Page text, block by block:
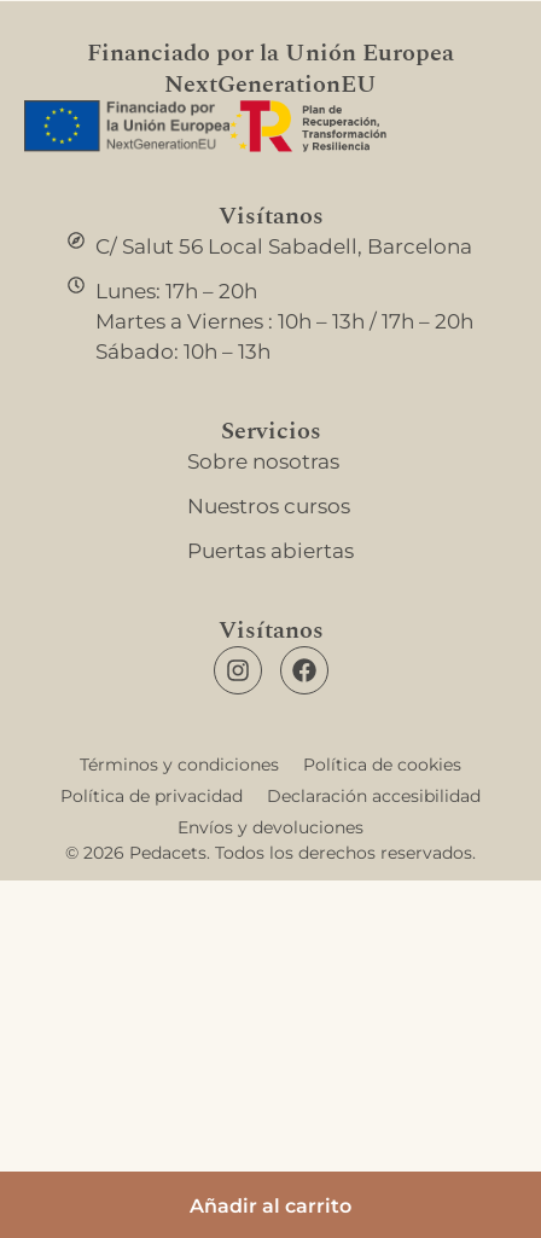
Añadir al carrito
Financiado por la Unión Europea
NextGenerationEU
Visítanos
C/ Salut 56 Local Sabadell, Barcelona
Lunes: 17h – 20h
Martes a Viernes : 10h – 13h / 17h – 20h
Sábado: 10h – 13h
Servicios
Sobre nosotras
Nuestros cursos
Puertas abiertas
Visítanos
© 2026 Pedacets. Todos los derechos reservados.
Términos y condiciones
Política de cookies
Política de privacidad
Declaración accesibilidad
Envíos y devoluciones